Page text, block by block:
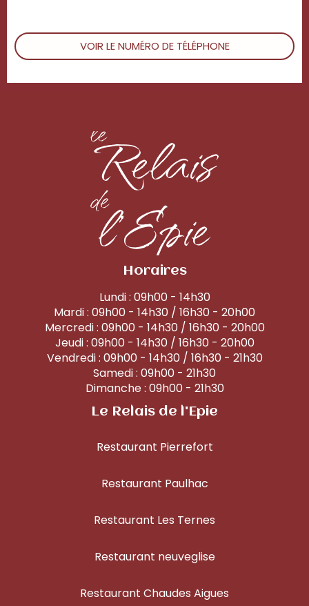
VOIR LE NUMÉRO DE TÉLÉPHONE
Horaires
Lundi : 09h00 - 14h30
Mardi : 09h00 - 14h30 / 16h30 - 20h00
Mercredi : 09h00 - 14h30 / 16h30 - 20h00
Jeudi : 09h00 - 14h30 / 16h30 - 20h00
Vendredi : 09h00 - 14h30 / 16h30 - 21h30
Samedi : 09h00 - 21h30
Dimanche : 09h00 - 21h30
Le Relais de l'Epie
Restaurant Pierrefort
Restaurant Paulhac
Restaurant Les Ternes
Restaurant neuveglise
Restaurant Chaudes Aigues